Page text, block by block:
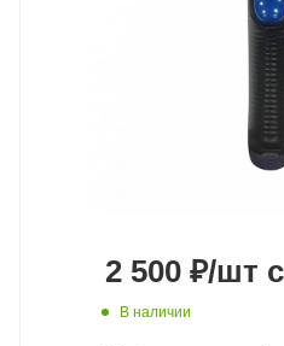
2 500 ₽/шт
В наличии